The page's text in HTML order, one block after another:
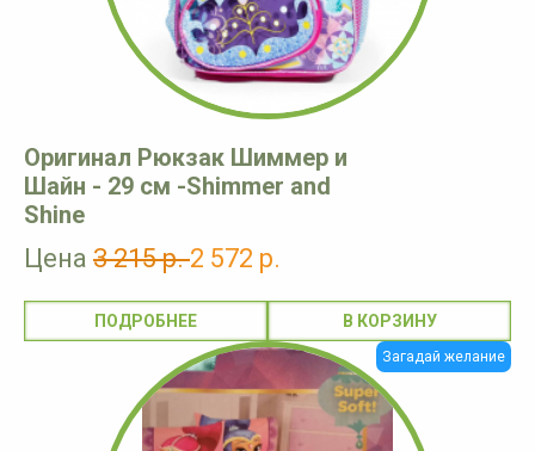
Оригинал Рюкзак Шиммер и
Шайн - 29 см -Shimmer and
Shine
Цена 3 215 р.2 572 р.
ПОДРОБНЕЕ
Загадай желание